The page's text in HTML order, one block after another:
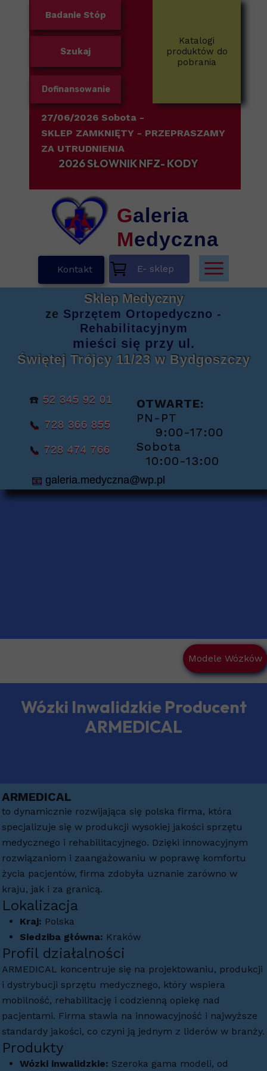
📧 galeria.medyczna@wp.pl
Kontakt
27/06/2026 Sobota -
SKLEP ZAMKNIĘTY - PRZEPRASZAMY
ZA UTRUDNIENIA
☎️ 52 345 92 01
📞 728 366 855
📞 728 474 766
OTWARTE:
PN-PT
9:00-17:00
Sobota
10:00-13:00
Galeria
Medyczna
Sklep Medyczny
ze Sprzętem Ortopedyczno -
Rehabilitacyjnym
mieści się przy ul.
Świętej Trójcy 11/23 w Bydgoszczy
E- sklep
Katalogi
produktów do
pobrania
2026 SŁOWNIK NFZ- KODY
Badanie Stóp
Szukaj
Dofinansowanie
Modele Wózków
Wózki Inwalidzkie Producent
ARMEDICAL
ARMEDICAL
to dynamicznie rozwijająca się polska firma, która
specjalizuje się w produkcji wysokiej jakości sprzętu
medycznego i rehabilitacyjnego. Dzięki innowacyjnym
rozwiązaniom i zaangażowaniu w poprawę komfortu
życia pacjentów, firma zdobyła uznanie zarówno w
kraju, jak i za granicą.
Lokalizacja
Kraj: Polska
Siedziba główna: Kraków
Profil działalności
ARMEDICAL koncentruje się na projektowaniu, produkcji
i dystrybucji sprzętu medycznego, który wspiera
mobilność, rehabilitację i codzienną opiekę nad
pacjentami. Firma stawia na innowacyjność i najwyższe
standardy jakości, co czyni ją jednym z liderów w branży.
Produkty
Wózki inwalidzkie: Szeroka gama modeli, od